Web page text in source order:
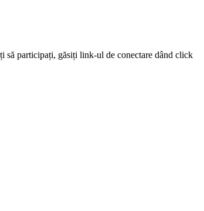
să participați, găsiți link-ul de conectare dând click